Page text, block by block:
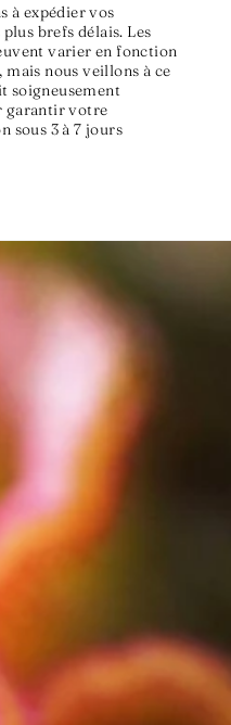
à expédier vos
brefs délais. Les
varier en fonction
nous veillons à ce
soigneusement
garantir votre
sous 3 à 7 jours